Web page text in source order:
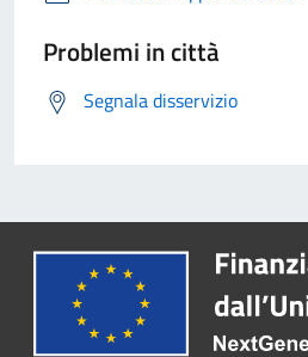
Problemi in città
Segnala disservizio